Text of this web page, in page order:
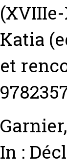
Katia
et
In :